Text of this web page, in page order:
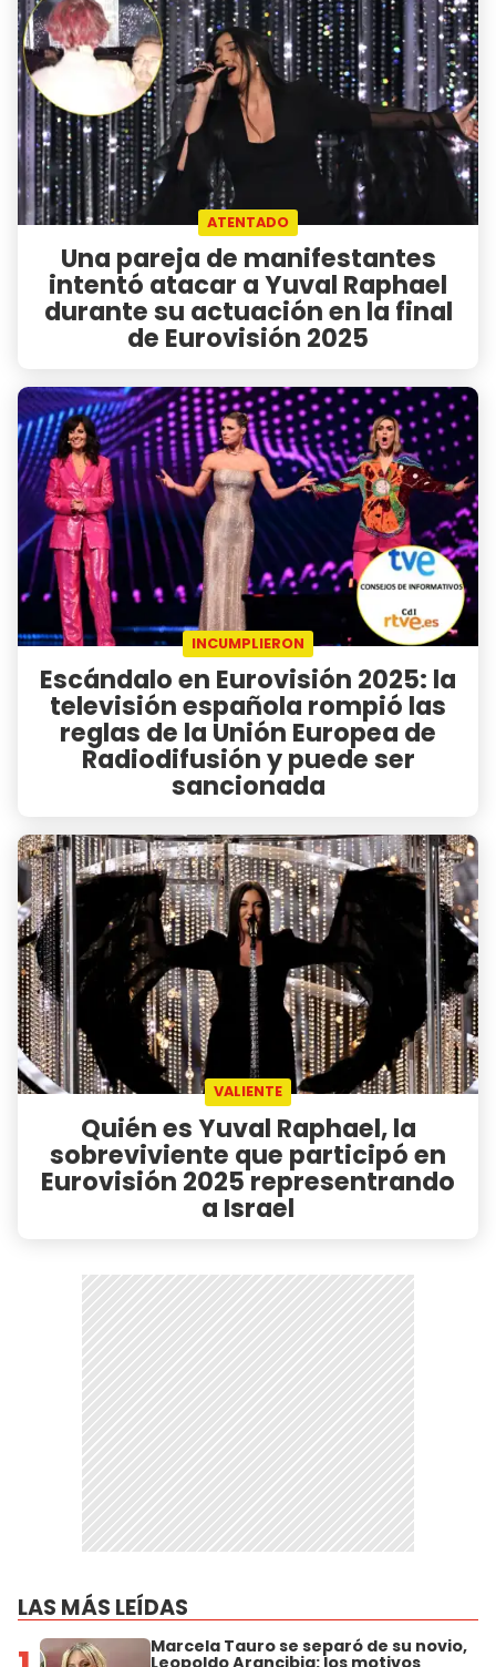
ATENTADO
Una pareja de manifestantes
intentó atacar a Yuval Raphael
durante su actuación en la final
de Eurovisión 2025
INCUMPLIERON
Escándalo en Eurovisión 2025: la
televisión española rompió las
reglas de la Unión Europea de
Radiodifusión y puede ser
sancionada
VALIENTE
Quién es Yuval Raphael, la
sobreviviente que participó en
Eurovisión 2025 representrando
a Israel
LAS MÁS LEÍDAS
Marcela Tauro se separó de su novio,
Leopoldo Arancibia: los motivos